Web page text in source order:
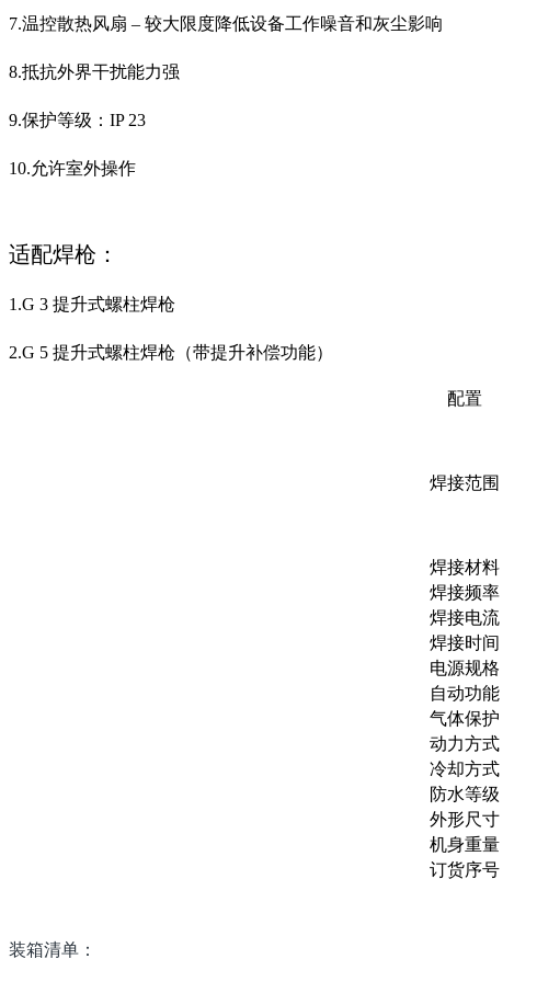
7.温控散热风扇 – 较大限度降低设备工作噪音和灰尘影响
8.抵抗外界干扰能力强
9.保护等级：IP 23
10.允许室外操作
适配焊枪：
1.G 3 提升式螺柱焊枪
2.G 5 提升式螺柱焊枪（带提升补偿功能）
配置
焊接范围
焊接材料
焊接频率
焊接电流
焊接时间
电源规格
自动功能
气体保护
动力方式
冷却方式
防水等级
外形尺寸
机身重量
订货序号
装箱清单：